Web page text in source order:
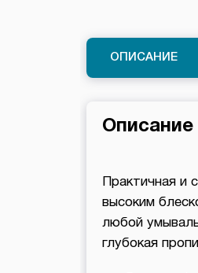
ОПИСАНИЕ
Описание
Практичная и
высоким
любой
глубокая